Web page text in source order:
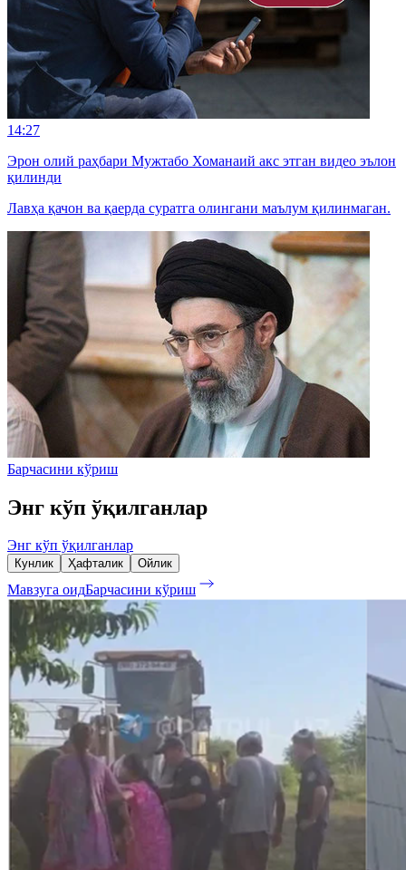
14:27
Эрон олий раҳбари Мужтабо Хоманаий акс этган видео эълон
қилинди
Лавҳа қачон ва қаерда суратга олингани маълум қилинмаган.
Барчасини кўриш
Энг кўп ўқилганлар
Энг кўп ўқилганлар
Кунлик Ҳафталик Ойлик
Мавзуга оидБарчасини кўриш